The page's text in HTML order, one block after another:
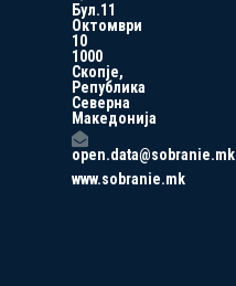
Бул.11
Октомври
10
1000
Скопје,
Република
Северна
Македонија
open.data@sobranie.mk
www.sobranie.mk